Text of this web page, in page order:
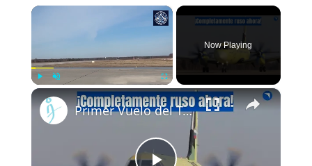
×
Fullscreen
Now Playing
×
Primer Vuelo del Turbohélice Regional Completamente Ruso IL-114-300